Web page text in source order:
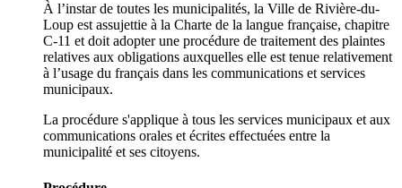
À l’instar de toutes les municipalités, la Ville de Rivière-du-
Loup est assujettie à la Charte de la langue française, chapitre
C-11 et doit adopter une procédure de traitement des plaintes
relatives aux obligations auxquelles elle est tenue relativement
à l’usage du français dans les communications et services
municipaux.
La procédure s'applique à tous les services municipaux et aux
communications orales et écrites effectuées entre la
municipalité et ses citoyens.